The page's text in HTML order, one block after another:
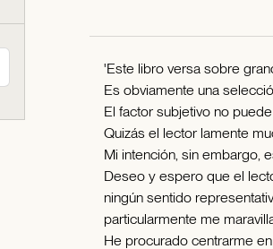
'Este libro versa sobre
Es obviamente una
El factor subjetivo no
Quizás el lector lamente
Mi intención, sin embargo,
Deseo y espero que el
ningún sentido
particularmente me
He procurado centrarme